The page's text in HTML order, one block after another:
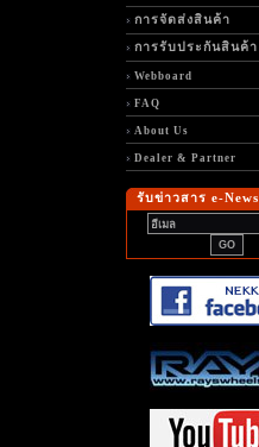
การจัดส่งสินค้า
การรับประกันสินค้า
Webboard
FAQ
About Us
Dealer & Partner
รับข่าวสาร e-News